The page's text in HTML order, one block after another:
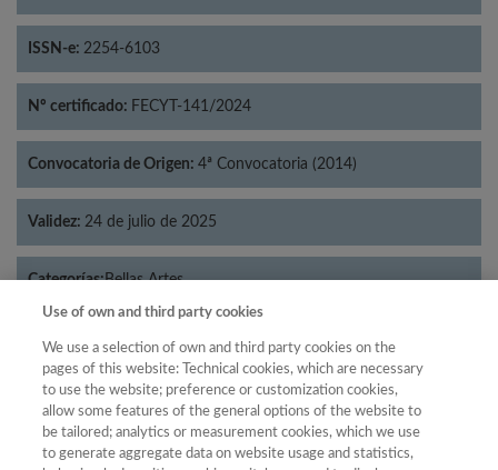
ISSN-e: 2254-6103
Nº certificado: FECYT-141/2024
Convocatoria de Origen: 4ª Convocatoria (2014)
Validez: 24 de julio de 2025
Categorías:Bellas Artes
Año
Año Filtrar
Use of own and third party cookies
We use a selection of own and third party cookies on the
pages of this website: Technical cookies, which are necessary
to use the website; preference or customization cookies,
allow some features of the general options of the website to
be tailored; analytics or measurement cookies, which we use
to generate aggregate data on website usage and statistics,